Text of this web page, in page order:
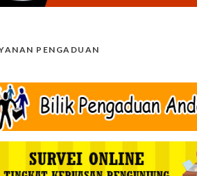
PENGADUAN